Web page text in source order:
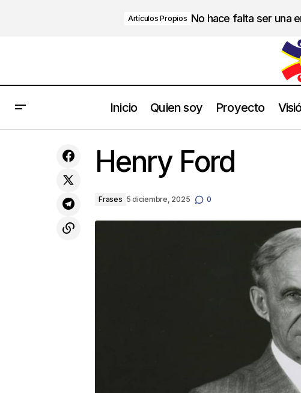
Artículos Propios No hace falta ser una
Inicio Quien soy Proyecto
impiden el éxito
Henry Ford
Frases 5 diciembre, 2025 0